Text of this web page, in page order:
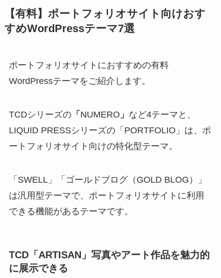
【有料】ポートフォリオサイト向けおす
すめWordPressテーマ7選
ポートフォリオサイトにおすすめの有料
WordPressテーマをご紹介します。
TCDシリーズの「 NUMERO 」 など4テーマと、
LIQUID PRESSシリーズの「PORTFOLIO」は、ポ
ートフォリオサイト向けの特化型テーマ。
「SWELL」「ゴールドブログ（GOLD BLOG）」
は汎用型テーマで、ポートフォリオサイトに利用
できる機能があるテーマです。
TCD「ARTISAN」 写真やアート作品を魅力的
に展示できる